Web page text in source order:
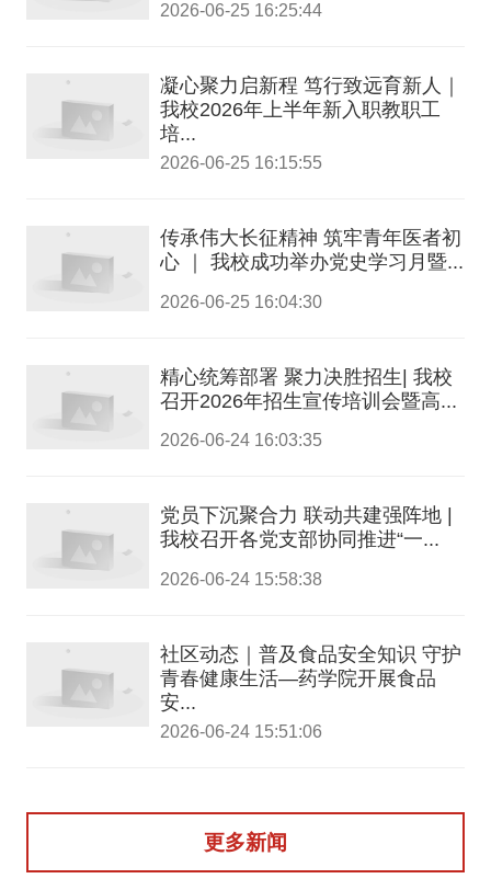
2026-06-25 16:25:44
凝心聚力启新程 笃行致远育新人｜
我校2026年上半年新入职教职工
培...
2026-06-25 16:15:55
传承伟大长征精神 筑牢青年医者初
心 ｜ 我校成功举办党史学习月暨...
2026-06-25 16:04:30
精心统筹部署 聚力决胜招生| 我校
召开2026年招生宣传培训会暨高...
2026-06-24 16:03:35
党员下沉聚合力 联动共建强阵地 |
我校召开各党支部协同推进“一...
2026-06-24 15:58:38
社区动态｜普及食品安全知识 守护
青春健康生活—药学院开展食品
安...
2026-06-24 15:51:06
更多新闻